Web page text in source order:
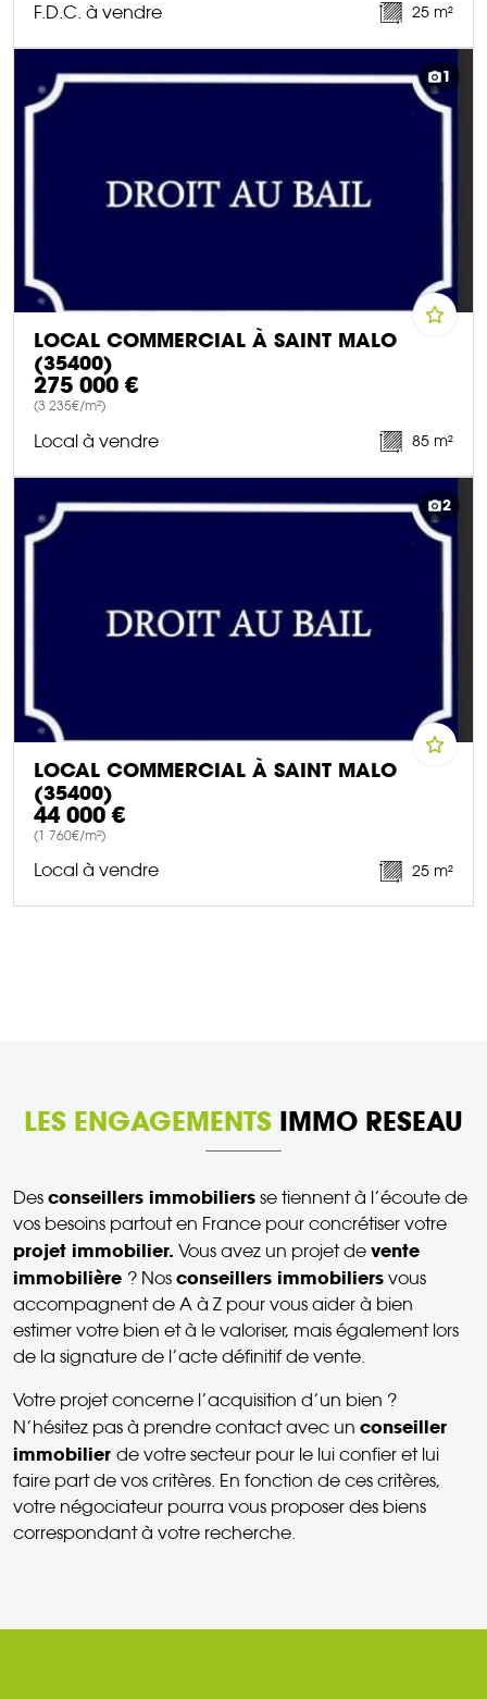
F.D.C. à vendre 25 m²
1
LOCAL COMMERCIAL À SAINT MALO
(35400)
275 000 €
(3 235€/m²)
Local à vendre 85 m²
2
LOCAL COMMERCIAL À SAINT MALO
(35400)
44 000 €
(1 760€/m²)
Local à vendre 25 m²
LES ENGAGEMENTS IMMO RESEAU
Des conseillers immobiliers se tiennent à l’écoute de
vos besoins partout en France pour concrétiser votre
projet immobilier. Vous avez un projet de vente
immobilière ? Nos conseillers immobiliers vous
accompagnent de A à Z pour vous aider à bien
estimer votre bien et à le valoriser, mais également lors
de la signature de l’acte définitif de vente.
Votre projet concerne l’acquisition d’un bien ?
N’hésitez pas à prendre contact avec un conseiller
immobilier de votre secteur pour le lui confier et lui
faire part de vos critères. En fonction de ces critères,
votre négociateur pourra vous proposer des biens
correspondant à votre recherche.